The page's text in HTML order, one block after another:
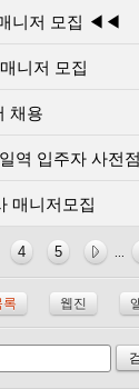
니저 모집 ◀◀
니저 모집
채용
역 입주자 사전
매니저모집
4 5
록 웹진